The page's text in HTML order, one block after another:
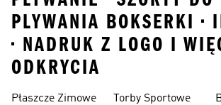
PLYWANIA BOKSERKI •
• NADRUK Z LOGO I
ODKRYCIA
Płaszcze Zimowe Torby Sportowe